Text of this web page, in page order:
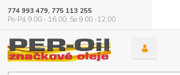
774 993 479, 775 113 255
Po-Pá 9.00 - 16.00, So 9.00 -12.00